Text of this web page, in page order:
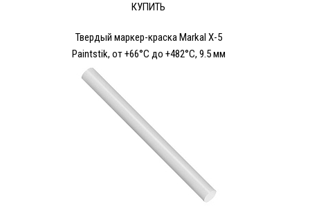
КУПИТЬ
Твердый маркер-краска Markal X-5
Paintstik, от +66°C до +482°C, 9.5 мм